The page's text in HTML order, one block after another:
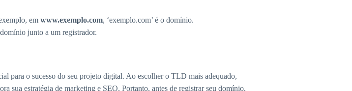
em www.exemplo.com, ‘exemplo.com’ é o domínio.
junto a um registrador.
para o sucesso do seu projeto digital. Ao escolher o TLD mais adequado,
sua estratégia de marketing e SEO. Portanto, antes de registrar seu domínio,